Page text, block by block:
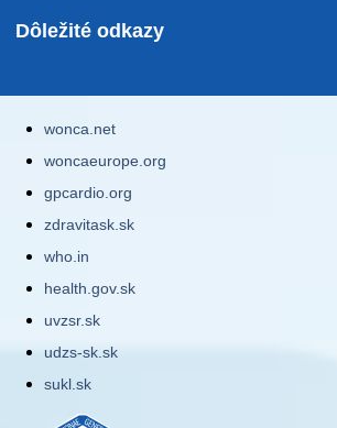
Dôležité odkazy
wonca.net
woncaeurope.org
gpcardio.org
zdravitask.sk
who.in
health.gov.sk
uvzsr.sk
udzs-sk.sk
sukl.sk